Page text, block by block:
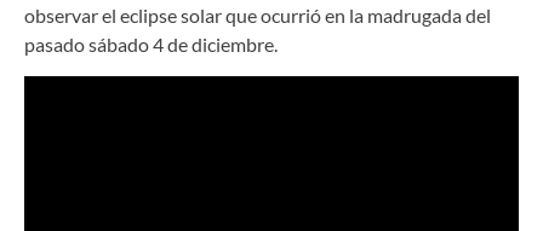
observar el eclipse solar que ocurrió en la madrugada del
pasado sábado 4 de diciembre.